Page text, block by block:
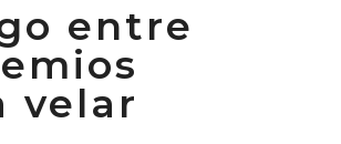
entre
velar